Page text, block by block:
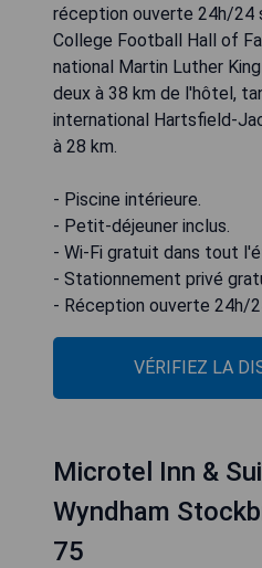
réception ouverte 24h/24
College Football Hall of
national Martin Luther
deux à 38 km de l'hôtel,
international Hartsfield-
à 28 km.
- Piscine intérieure.
- Petit-déjeuner inclus.
- Wi-Fi gratuit dans tout
- Stationnement privé
- Réception ouverte 24h/
VÉRIFIEZ LA
Microtel Inn &
Wyndham
75